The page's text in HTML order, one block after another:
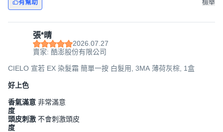
有幫助 檢舉
張*晴
2026.07.27
賣家: 酷澎股份有限公司
CIELO 宣若 EX 染髮霜 簡單一按 白髮用, 3MA 薄荷灰棕, 1盒
好上色
香氣滿意
度
非常滿意
頭皮刺激
度
不會刺激頭皮